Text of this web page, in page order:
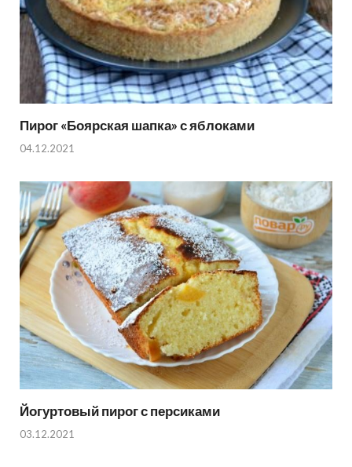
Пирог «Боярская шапка» с яблоками
04.12.2021
Йогуртовый пирог с персиками
03.12.2021